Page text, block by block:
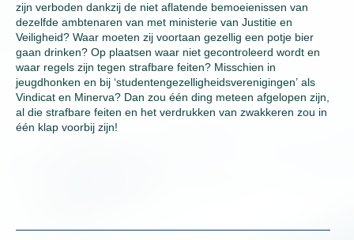
zijn verboden dankzij de niet aflatende bemoeienissen van
dezelfde ambtenaren van met ministerie van Justitie en
Veiligheid? Waar moeten zij voortaan gezellig een potje bier
gaan drinken? Op plaatsen waar niet gecontroleerd wordt en
waar regels zijn tegen strafbare feiten? Misschien in
jeugdhonken en bij ‘studentengezelligheidsverenigingen’ als
Vindicat en Minerva? Dan zou één ding meteen afgelopen zijn,
al die strafbare feiten en het verdrukken van zwakkeren zou in
één klap voorbij zijn!